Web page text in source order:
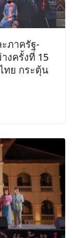
ภาครัฐ-
งครั้งที่ 15
ทย กระตุ้น